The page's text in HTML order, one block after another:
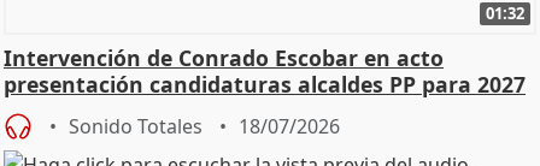
01:32
Intervención de Conrado Escobar en acto
presentación candidaturas alcaldes PP para 2027
Sonido Totales 18/07/2026